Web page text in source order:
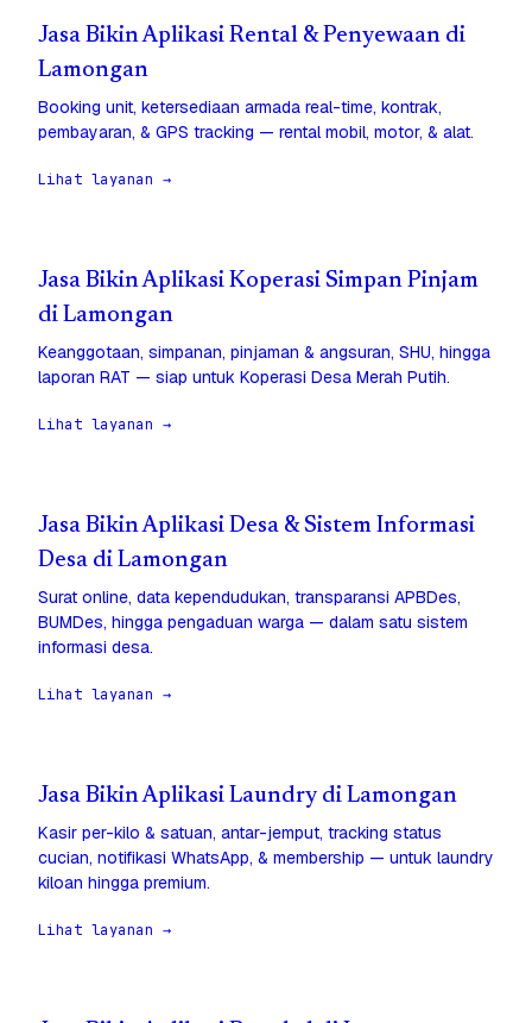
Jasa Bikin Aplikasi Rental & Penyewaan di
Lamongan
Booking unit, ketersediaan armada real-time, kontrak,
pembayaran, & GPS tracking — rental mobil, motor, & alat.
Lihat layanan →
Jasa Bikin Aplikasi Koperasi Simpan Pinjam
di Lamongan
Keanggotaan, simpanan, pinjaman & angsuran, SHU, hingga
laporan RAT — siap untuk Koperasi Desa Merah Putih.
Lihat layanan →
Jasa Bikin Aplikasi Desa & Sistem Informasi
Desa di Lamongan
Surat online, data kependudukan, transparansi APBDes,
BUMDes, hingga pengaduan warga — dalam satu sistem
informasi desa.
Lihat layanan →
Jasa Bikin Aplikasi Laundry di Lamongan
Kasir per-kilo & satuan, antar-jemput, tracking status
cucian, notifikasi WhatsApp, & membership — untuk laundry
kiloan hingga premium.
Lihat layanan →